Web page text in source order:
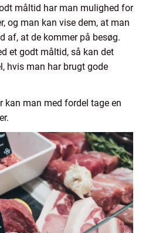
måltid har man mulighed for
og man kan vise dem, at man
af, at de kommer på besøg.
et godt måltid, så kan det
hvis man har brugt gode
kan man med fordel tage en